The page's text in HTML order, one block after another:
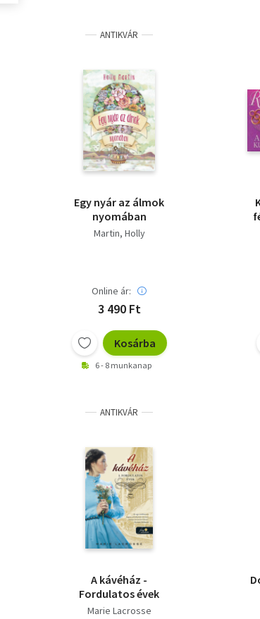
ANTIKVÁR
Egy nyár az álmok
nyomában
Martin, Holly
Online ár:
3 490 Ft
Kosárba
6 - 8 munkanap
ANTIKVÁR
A kávéház -
Fordulatos évek
Marie Lacrosse